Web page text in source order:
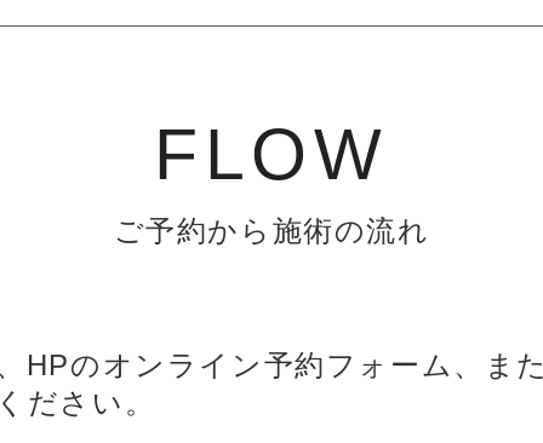
FLOW
ご予約から施術の流れ
HPのオンライン予約フォーム、ま
ださい。